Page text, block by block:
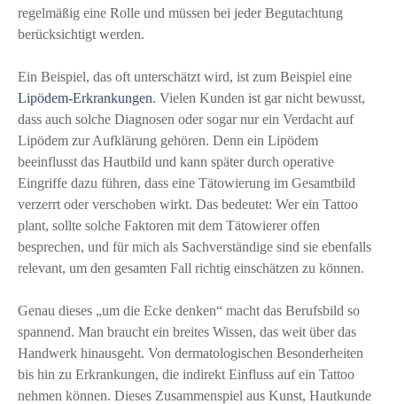
regelmäßig eine Rolle und müssen bei jeder Begutachtung
berücksichtigt werden.
Ein Beispiel, das oft unterschätzt wird, ist zum Beispiel eine
Lipödem-Erkrankungen. Vielen Kunden ist gar nicht bewusst,
dass auch solche Diagnosen oder sogar nur ein Verdacht auf
Lipödem zur Aufklärung gehören. Denn ein Lipödem
beeinflusst das Hautbild und kann später durch operative
Eingriffe dazu führen, dass eine Tätowierung im Gesamtbild
verzerrt oder verschoben wirkt. Das bedeutet: Wer ein Tattoo
plant, sollte solche Faktoren mit dem Tätowierer offen
besprechen, und für mich als Sachverständige sind sie ebenfalls
relevant, um den gesamten Fall richtig einschätzen zu können.
Genau dieses „um die Ecke denken“ macht das Berufsbild so
spannend. Man braucht ein breites Wissen, das weit über das
Handwerk hinausgeht. Von dermatologischen Besonderheiten
bis hin zu Erkrankungen, die indirekt Einfluss auf ein Tattoo
nehmen können. Dieses Zusammenspiel aus Kunst, Hautkunde